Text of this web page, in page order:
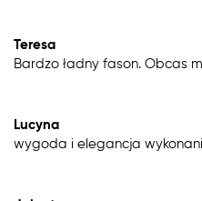
Teresa
Bardzo ładny fason. Obcas
Lucyna
wygoda i elegancja